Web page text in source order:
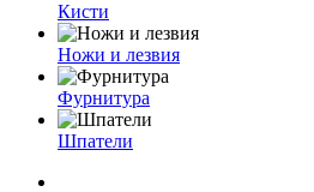
Кисти
Ножи и лезвия
Фурнитура
Шпатели